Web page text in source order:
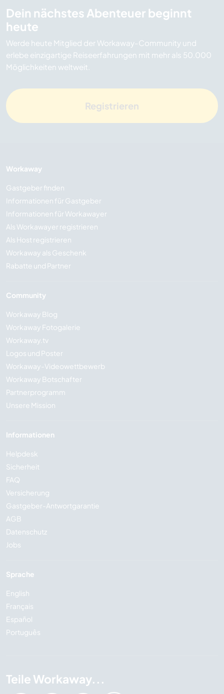
Dein nächstes Abenteuer beginnt
heute
Werde heute Mitglied der Workaway-Community und
erlebe einzigartige Reiseerfahrungen mit mehr als 50.000
Möglichkeiten weltweit.
Registrieren
Workaway
Gastgeber finden
Informationen für Gastgeber
Informationen für Workawayer
Als Workawayer registrieren
Als Host registrieren
Workaway als Geschenk
Rabatte und Partner
Community
Workaway Blog
Workaway Fotogalerie
Workaway.tv
Logos und Poster
Workaway-Videowettbewerb
Workaway Botschafter
Partnerprogramm
Unsere Mission
Informationen
Helpdesk
Sicherheit
FAQ
Versicherung
Gastgeber-Antwortgarantie
AGB
Datenschutz
Jobs
Sprache
English
Français
Español
Português
Teile Workaway...